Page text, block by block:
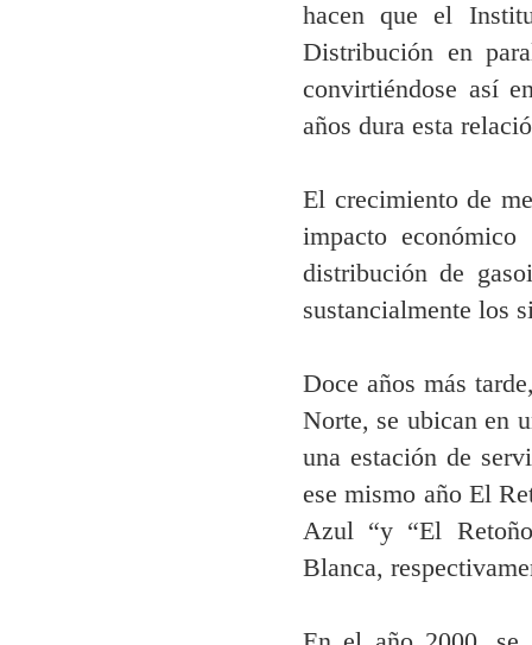
hacen que el
Distribución en
convirtiéndose así
años dura esta
El crecimiento de
impacto
distribución de
sustancialmente los
Doce años más
Norte, se ubican en
una estación de
ese mismo año El
Azul “y “El
Blanca,